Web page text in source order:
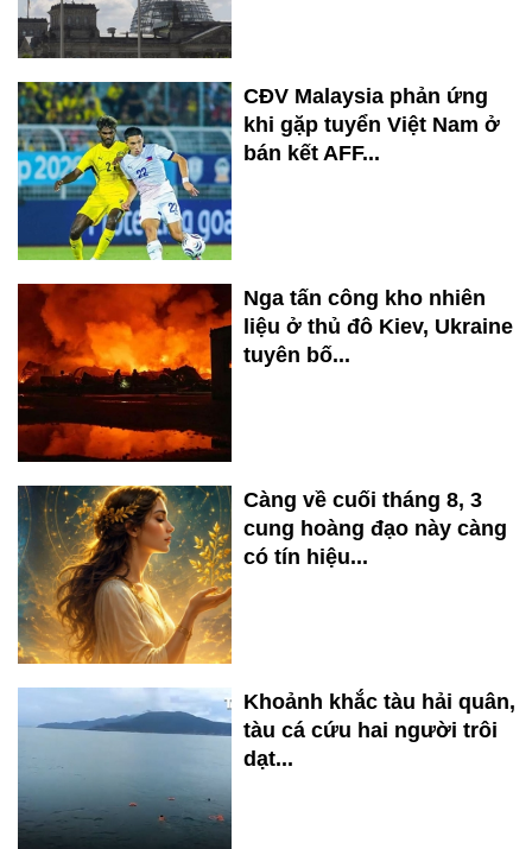
CĐV Malaysia phản ứng
khi gặp tuyển Việt Nam ở
bán kết AFF...
Nga tấn công kho nhiên
liệu ở thủ đô Kiev, Ukraine
tuyên bố...
Càng về cuối tháng 8, 3
cung hoàng đạo này càng
có tín hiệu...
Khoảnh khắc tàu hải quân,
tàu cá cứu hai người trôi
dạt...